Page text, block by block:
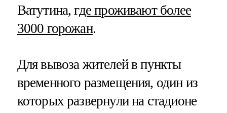
Ватутина, где проживают более
3000 горожан.
Для вывоза жителей в пункты
временного размещения, один из
которых развернули на стадионе